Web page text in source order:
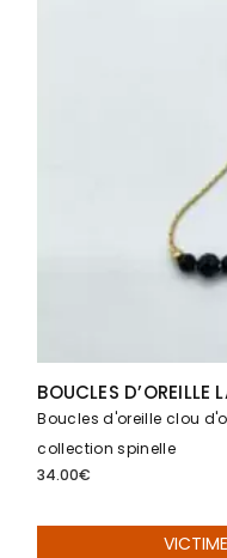
BOUCLES D’OREILLE
Boucles d'oreille clou
collection spinelle
34.00€